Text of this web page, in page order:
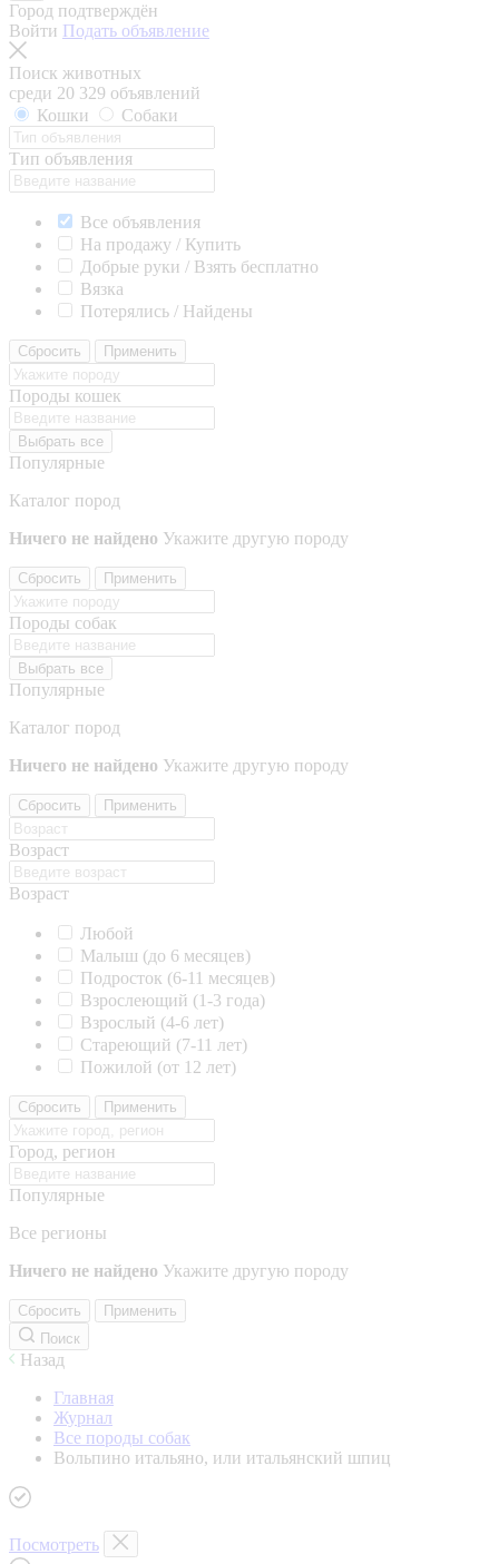
Город подтверждён
Войти Подать объявление
Поиск животных
среди 20 329 объявлений
Кошки
Собаки
Тип объявления
Все объявления
На продажу / Купить
Добрые руки / Взять бесплатно
Вязка
Потерялись / Найдены
Сбросить Применить
Породы кошек
Выбрать все
Популярные
Каталог пород
Ничего не найдено Укажите другую породу
Сбросить Применить
Породы собак
Выбрать все
Популярные
Каталог пород
Ничего не найдено Укажите другую породу
Сбросить Применить
Возраст
Возраст
Любой
Малыш (до 6 месяцев)
Подросток (6-11 месяцев)
Взрослеющий (1-3 года)
Взрослый (4-6 лет)
Стареющий (7-11 лет)
Пожилой (от 12 лет)
Сбросить Применить
Город, регион
Популярные
Все регионы
Ничего не найдено Укажите другую породу
Сбросить
Применить
Поиск
Назад
Главная
Журнал
Все породы собак
Вольпино итальяно, или итальянский шпиц
Посмотреть